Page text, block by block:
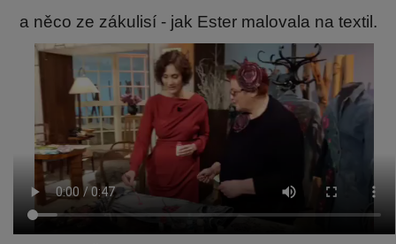
a něco ze zákulisí - jak Ester malovala na textil.